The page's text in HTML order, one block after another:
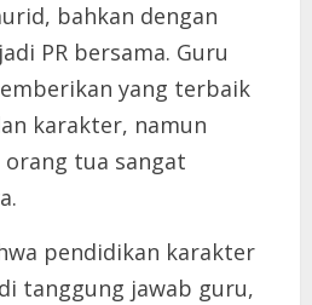
bahkan dengan
PR bersama. Guru
yang terbaik
karakter, namun
tua sangat
pendidikan karakter
tanggung jawab guru,